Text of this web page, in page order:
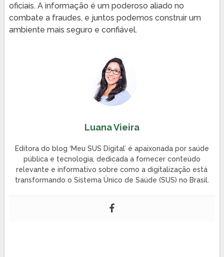
oficiais. A informação é um poderoso aliado no
combate a fraudes, e juntos podemos construir um
ambiente mais seguro e confiável.
Luana Vieira
Editora do blog ‘Meu SUS Digital’ é apaixonada por saúde
pública e tecnologia, dedicada a fornecer conteúdo
relevante e informativo sobre como a digitalização está
transformando o Sistema Único de Saúde (SUS) no Brasil.